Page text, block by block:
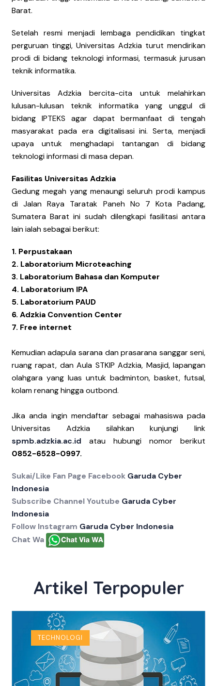
Barat.
Setelah resmi menjadi lembaga pendidikan tingkat
perguruan tinggi, Universitas Adzkia turut mendirikan
prodi di bidang teknologi informasi, termasuk jurusan
teknik informatika.
Universitas Adzkia bercita-cita untuk melahirkan
lulusan-lulusan teknik informatika yang unggul di
bidang IPTEKS agar dapat bermanfaat di tengah
masyarakat pada era digitalisasi ini. Serta, menjadi
upaya untuk menghadapi tantangan di bidang
teknologi informasi di masa depan.
Fasilitas Universitas Adzkia
Gedung megah yang menaungi seluruh prodi kampus
di Jalan Raya Taratak Paneh No 7 Kota Padang,
Sumatera Barat ini sudah dilengkapi fasilitasi antara
lain ialah sebagai berikut:
1. Perpustakaan
2. Laboratorium Microteaching
3. Laboratorium Bahasa dan Komputer
4. Laboratorium IPA
5. Laboratorium PAUD
6. Adzkia Convention Center
7. Free internet
Kemudian adapula sarana dan prasarana sanggar seni,
ruang rapat, dan Aula STKIP Adzkia, Masjid, lapangan
olahgara yang luas untuk badminton, basket, futsal,
kolam renang hingga outbond.
Jika anda ingin mendaftar sebagai mahasiswa pada
Universitas Adzkia silahkan kunjungi link
spmb.adzkia.ac.id atau hubungi nomor berikut
0852-6528-0997.
Sukai/Like Fan Page Facebook Garuda Cyber
Indonesia
Subscribe Channel Youtube Garuda Cyber
Indonesia
Follow Instagram Garuda Cyber Indonesia
Chat Wa
Artikel Terpopuler
TECHNOLOGI